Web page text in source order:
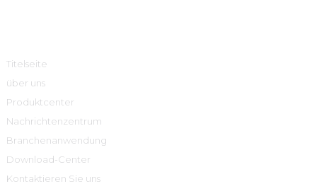
Titelseite
über uns
Produktcenter
Nachrichtenzentrum
Branchenanwendung
Download-Center
Kontaktieren Sie uns